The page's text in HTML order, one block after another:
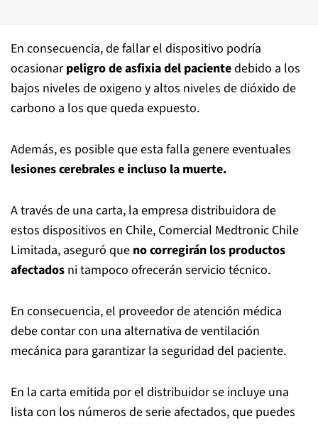
En consecuencia, de fallar el dispositivo podría
ocasionarpeligro de asfixia del pacientedebido a los
bajos niveles de oxigeno y altos niveles de dióxido de
carbono a los que queda expuesto.
Además, es posible que esta falla genere eventuales
lesiones cerebrales e incluso la muerte.
A través de una carta, la empresa distribuidora de
estos dispositivos en Chile, Comercial Medtronic Chile
Limitada, aseguró que no corregirán los productos
afectados ni tampoco ofrecerán servicio técnico.
En consecuencia, el proveedor de atención médica
debe contar con una alternativa de ventilación
mecánica para garantizar la seguridad del paciente.
En la carta emitida por el distribuidor se incluye una
lista con los números de serie afectados, que puedes